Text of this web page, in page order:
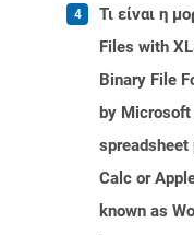
Τι είναι η
Files with
Binary File
by
spreadsheet
Calc or
known as